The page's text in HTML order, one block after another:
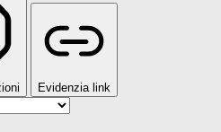
Evidenzia link